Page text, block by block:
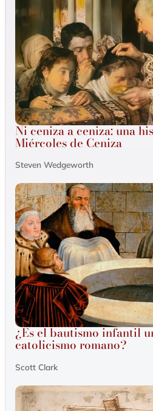
Ni ceniza a ceniza: una
Miércoles de Ceniza
Steven Wedgeworth
¿Es el bautismo infantil
catolicismo romano?
Scott Clark